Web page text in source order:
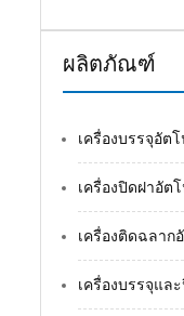
ผลิตภัณฑ์
เครื่องบรรจุอัต
เครื่องปิดฝาอัต
เครื่องติดฉลาก
เครื่องบรรจุแล